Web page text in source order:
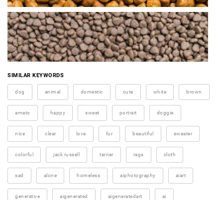
SIMILAR KEYWORDS
dog animal domestic cute white brown
amato happy sweet portrait doggie
nice clear love fur beautiful sweater
colorful jack russell terrier rags cloth
sad alone homeless aiphotography aiart
generative aigenerated aigeneratedart ai